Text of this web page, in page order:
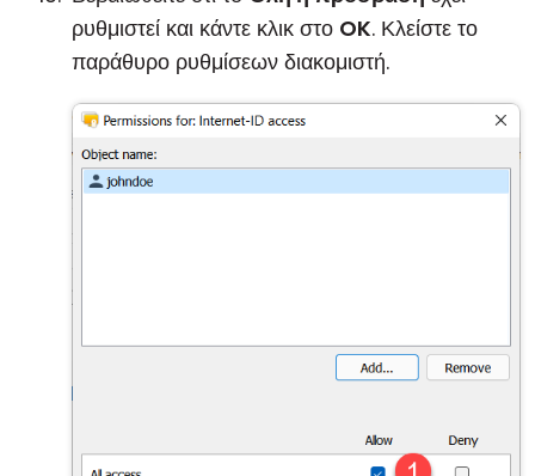
ρυθμιστεί και κάντε κλικ στο OK. Κλείστε το
παράθυρο ρυθμίσεων διακομιστή.